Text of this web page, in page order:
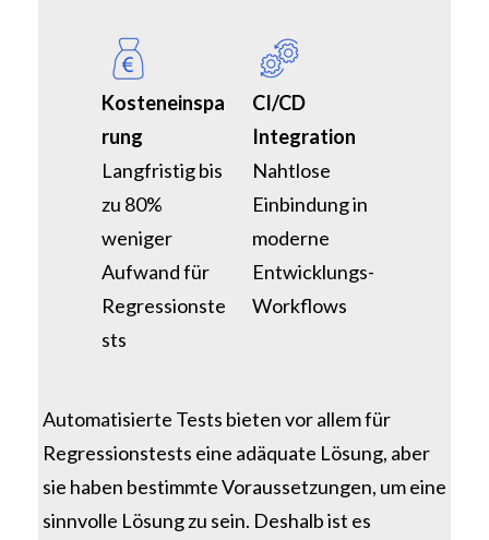
Kosteneinspa
rung
Langfristig bis
zu 80%
weniger
Aufwand für
Regressionste
sts
CI/CD
Integration
Nahtlose
Einbindung in
moderne
Entwicklungs-
Workflows
Automatisierte Tests bieten vor allem für
Regressionstests eine adäquate Lösung, aber
sie haben bestimmte Voraussetzungen, um eine
sinnvolle Lösung zu sein. Deshalb ist es